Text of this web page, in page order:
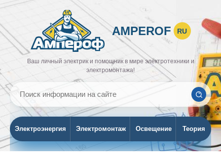
AMPEROF RU
Ваш личный электрик и помощник в мире электротехники и
электромонтажа!
Электроэнергия Электромонтаж Освещение Теория